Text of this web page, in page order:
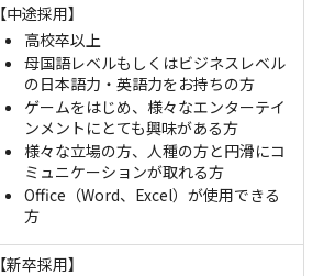
【中途採用】
高校卒以上
母国語レベルもしくはビジネスレベル
の日本語力・英語力をお持ちの方
ゲームをはじめ、様々なエンターテイ
ンメントにとても興味がある方
様々な立場の方、人種の方と円滑にコ
ミュニケーションが取れる方
Office（Word、Excel）が使用できる
方
【新卒採用】